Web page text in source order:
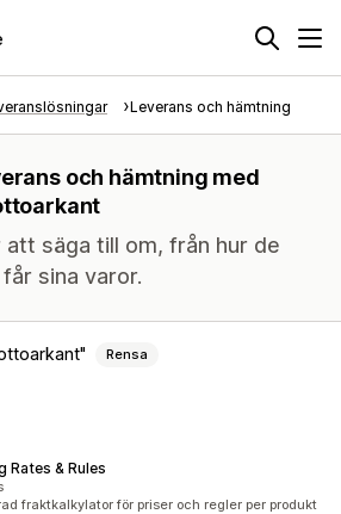
Leverans och hämtning
och hämtning med
att säga till om, från hur de
sina varor.
Rensa
Rates & Rules
fraktkalkylator för priser och regler per produkt